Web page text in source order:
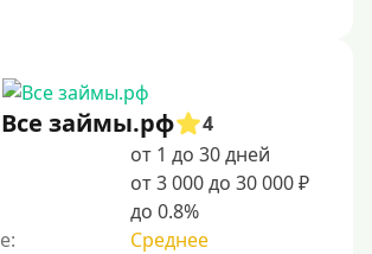
почты
одобрением
Все займы.рф
4
от 1 до 30 дней
от 3 000 до 30 000 ₽
до 0.8%
Среднее